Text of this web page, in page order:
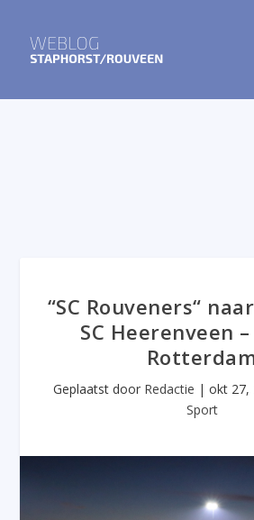
“SC Rouveners“
SC Heerenveen
Geplaatst door Redactie | okt 27,
Sport